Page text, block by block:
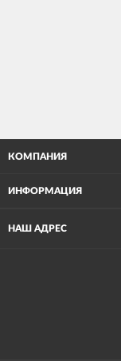
КОМПАНИЯ
ИНФОРМАЦИЯ
НАШ АДРЕС